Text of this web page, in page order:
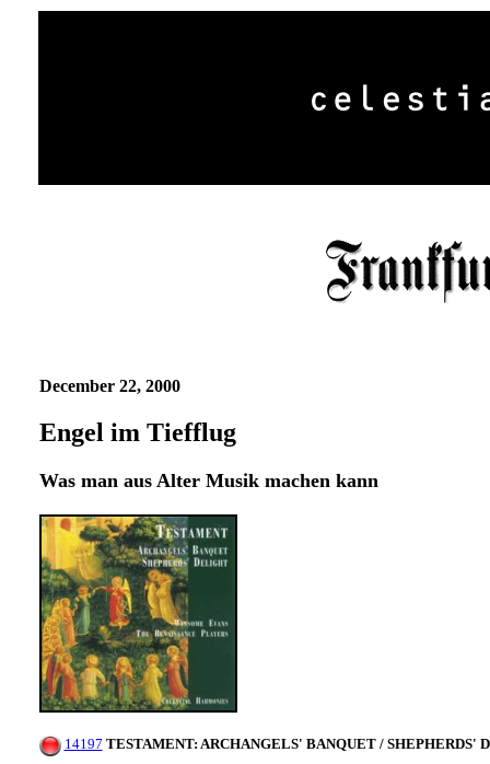
December 22, 2000
Engel im Tiefflug
Was man aus Alter Musik machen kann
14197 TESTAMENT: ARCHANGELS' BANQUET / SHEPHERDS'